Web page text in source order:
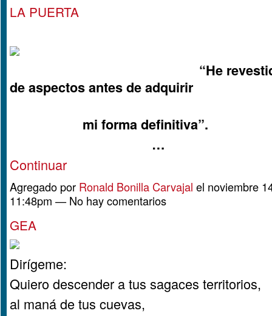
LA PUERTA
“He revestido
de aspectos antes de adquirir
mi forma definitiva”.
…
Continuar
Agregado por Ronald Bonilla Carvajal el noviembre
11:48pm — No hay comentarios
GEA
Dirígeme:
Quiero descender a tus sagaces territorios,
al maná de tus cuevas,